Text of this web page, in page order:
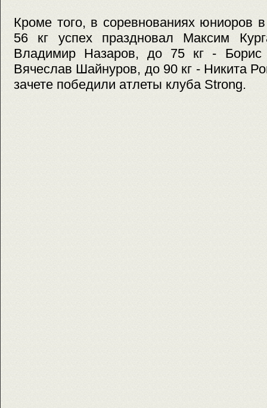
Кроме того, в соревнованиях юниоров
56 кг успех праздновал Максим
Владимир Назаров, до 75 кг -
Вячеслав Шайнуров, до 90 кг - Никита
зачете победили атлеты клуба Strong.